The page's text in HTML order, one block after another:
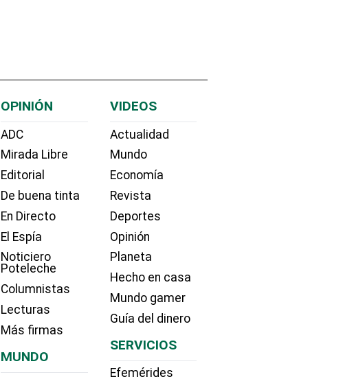
OPINIÓN
ADC
Mirada Libre
Editorial
De buena tinta
En Directo
El Espía
Noticiero
Poteleche
Columnistas
Lecturas
Más firmas
MUNDO
VIDEOS
Actualidad
Mundo
Economía
Revista
Deportes
Opinión
Planeta
Hecho en casa
Mundo gamer
Guía del dinero
SERVICIOS
Efemérides